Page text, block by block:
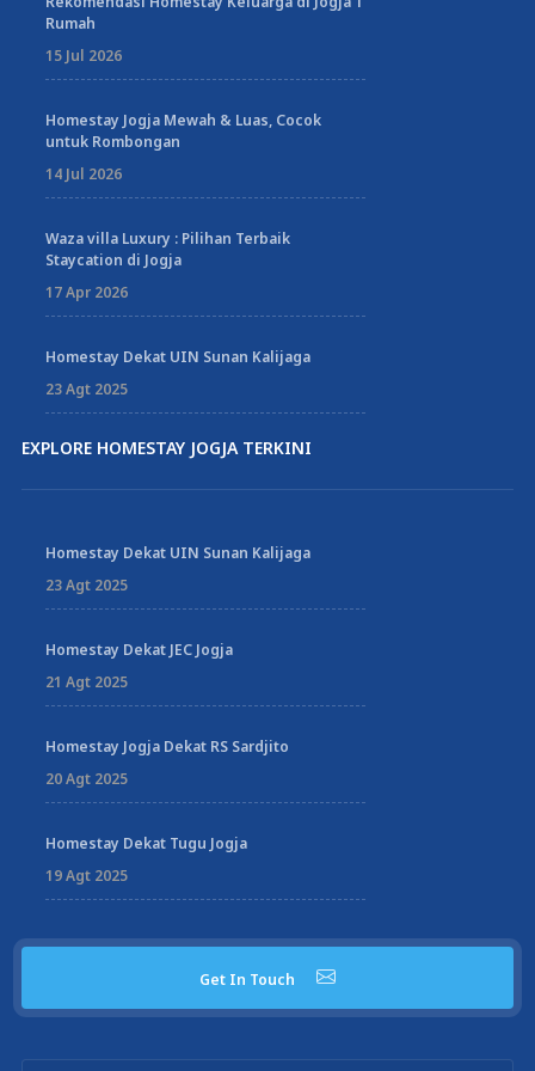
Rumah
15 Jul 2026
Homestay Jogja Mewah & Luas, Cocok
untuk Rombongan
14 Jul 2026
Waza villa Luxury : Pilihan Terbaik
Staycation di Jogja
17 Apr 2026
Homestay Dekat UIN Sunan Kalijaga
23 Agt 2025
EXPLORE HOMESTAY JOGJA TERKINI
Homestay Dekat UIN Sunan Kalijaga
23 Agt 2025
Homestay Dekat JEC Jogja
21 Agt 2025
Homestay Jogja Dekat RS Sardjito
20 Agt 2025
Homestay Dekat Tugu Jogja
19 Agt 2025
Get In Touch